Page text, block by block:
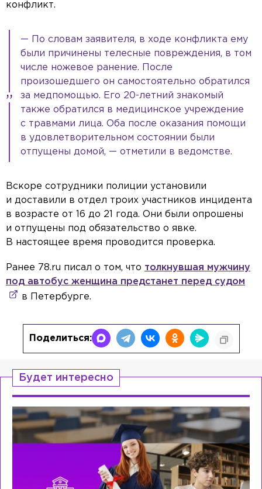
конфликт.
— По словам заявителя, в ходе конфликта ему
были причинены телесные повреждения, в том
числе ножевое ранение. После
произошедшего он самостоятельно обратился
за медпомощью. Его 20-летний знакомый
также обратился в медицинское учреждение
с травмами лица. Оба после оказания помощи
в удовлетворительном состоянии были
отпущены домой, — отметили в ведомстве.
Вскоре сотрудники полиции установили
и доставили в отдел троих участников инцидента
в возрасте от 16 до 21 года. Они были опрошены
и отпущены под обязательство о явке.
В настоящее время проводится проверка.
Ранее 78.ru писал о том, что толкнувшая мужчину
под автобус женщина предстанет перед судом
в Петербурге.
Поделиться:
Будет интересно